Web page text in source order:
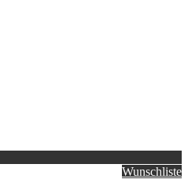
Wunschliste